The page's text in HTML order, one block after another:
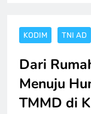
KODIM TNI AD
Dari
Menuju
TMMD di